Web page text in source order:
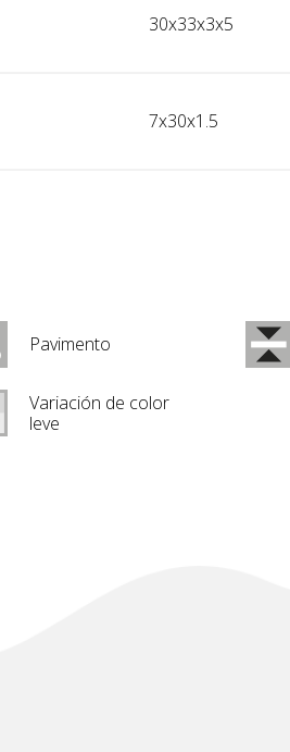
30x33x3x5
7x30x1.5
Pavimento
Variación de color
leve